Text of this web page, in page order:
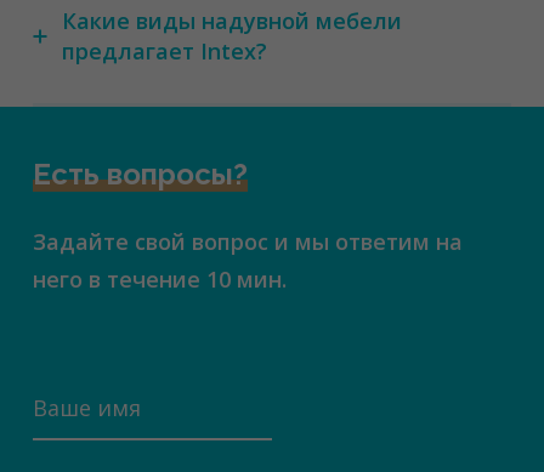
Какие виды надувной мебели
предлагает Intex?
Есть вопросы?
Задайте свой вопрос и мы ответим на
него в течение 10 мин.